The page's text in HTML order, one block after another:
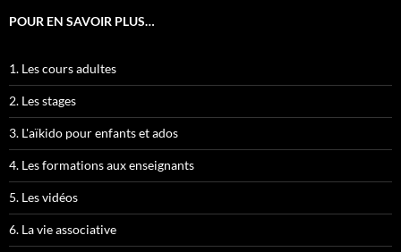
POUR EN SAVOIR PLUS…
1. Les cours adultes
2. Les stages
3. L'aïkido pour enfants et ados
4. Les formations aux enseignants
5. Les vidéos
6. La vie associative